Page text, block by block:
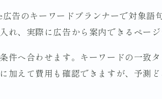
告のキーワードプランナーで対象語
れ、実際に広告から案内できるページ
件へ合わせます。キーワードの一致
加えて費用も確認できますが、予測